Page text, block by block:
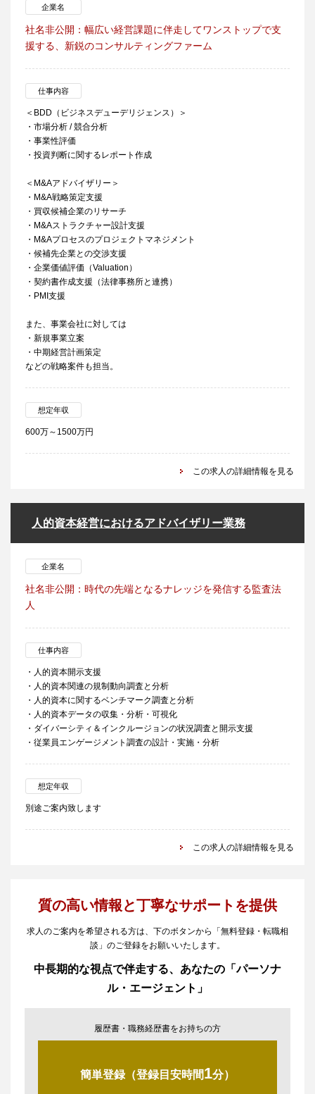
企業名
社名非公開：幅広い経営課題に伴走してワンストップで支
援する、新鋭のコンサルティングファーム
仕事内容
＜BDD（ビジネスデューデリジェンス）＞
・市場分析 / 競合分析
・事業性評価
・投資判断に関するレポート作成
＜M&Aアドバイザリー＞
・M&A戦略策定支援
・買収候補企業のリサーチ
・M&Aストラクチャー設計支援
・M&Aプロセスのプロジェクトマネジメント
・候補先企業との交渉支援
・企業価値評価（Valuation）
・契約書作成支援（法律事務所と連携）
・PMI支援
また、事業会社に対しては
・新規事業立案
・中期経営計画策定
などの戦略案件も担当。
想定年収
600万～1500万円
この求人の詳細情報を見る
人的資本経営におけるアドバイザリー業務
企業名
社名非公開：時代の先端となるナレッジを発信する監査法
人
仕事内容
・人的資本開示支援
・人的資本関連の規制動向調査と分析
・人的資本に関するベンチマーク調査と分析
・人的資本データの収集・分析・可視化
・ダイバーシティ＆インクルージョンの状況調査と開示支援
・従業員エンゲージメント調査の設計・実施・分析
想定年収
別途ご案内致します
この求人の詳細情報を見る
質の高い情報と丁寧なサポートを提供
求人のご案内を希望される方は、下のボタンから「無料登録・転職相
談」のご登録をお願いいたします。
中長期的な視点で伴走する、あなたの「パーソナ
ル・エージェント」
履歴書・職務経歴書をお持ちの方
簡単登録（登録目安時間1分）